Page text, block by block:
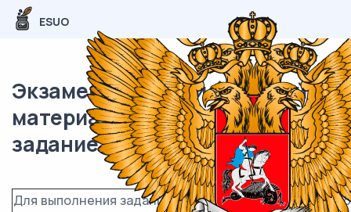
ESUO
Экзаменационный (типовой)
материал ЕГЭ / Химия / 29-30
задание (24) / 60
Для выполнения заданий 29 и 30 используйте